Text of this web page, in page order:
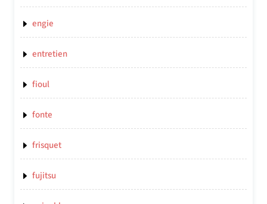
engie
entretien
fioul
fonte
frisquet
fujitsu